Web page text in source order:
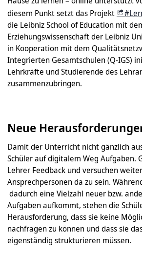
diesem Punkt setzt das Projekt
die Leibniz School of Education mit
Erziehungswissenschaft der Leibniz
in Kooperation mit dem
Integrierten Gesamtschulen (Q-IGS)
Lehrkräfte und Studierende des
zusammenzubringen.
Neue
Damit der Unterricht nicht gänzlich
Schüler auf digitalem Weg Aufgaben.
Lehrer Feedback und versuchen
Ansprechpersonen da zu sein.
dadurch eine Vielzahl neuer bzw.
Aufgaben aufkommt, stehen die
Herausforderung, dass sie keine
nachfragen zu können und dass sie
eigenständig strukturieren müssen.